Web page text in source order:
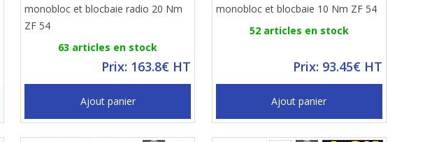
monobloc et blocbaie radio 20 Nm
ZF 54
63 articles en stock
Prix: 163.8€ HT
Ajout panier
monobloc et blocbaie 10 Nm ZF 54
52 articles en stock
Prix: 93.45€ HT
Ajout panier